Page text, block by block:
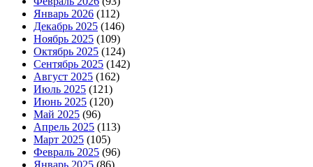
Январь 2026 (112)
Декабрь 2025 (146)
Ноябрь 2025 (109)
Октябрь 2025 (124)
Сентябрь 2025 (142)
Август 2025 (162)
Июль 2025 (121)
Июнь 2025 (120)
Май 2025 (96)
Апрель 2025 (113)
Март 2025 (105)
Февраль 2025 (96)